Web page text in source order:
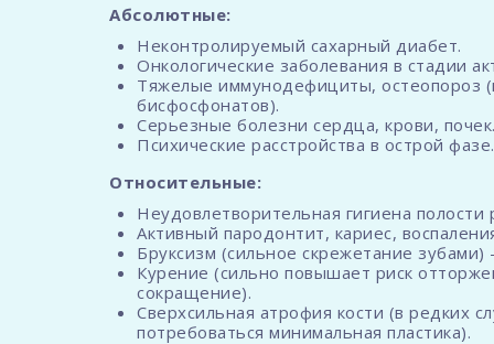
Абсолютные:
Неконтролируемый сахарный диабет.
Онкологические заболевания в стадии
Тяжелые иммунодефициты, остеопороз
бисфосфонатов).
Серьезные болезни сердца, крови,
Психические расстройства в острой фазе.
Относительные:
Неудовлетворительная гигиена полости
Активный пародонтит, кариес,
Бруксизм (сильное скрежетание
Курение (сильно повышает риск
сокращение).
Сверхсильная атрофия кости (в редких
потребоваться минимальная пластика).